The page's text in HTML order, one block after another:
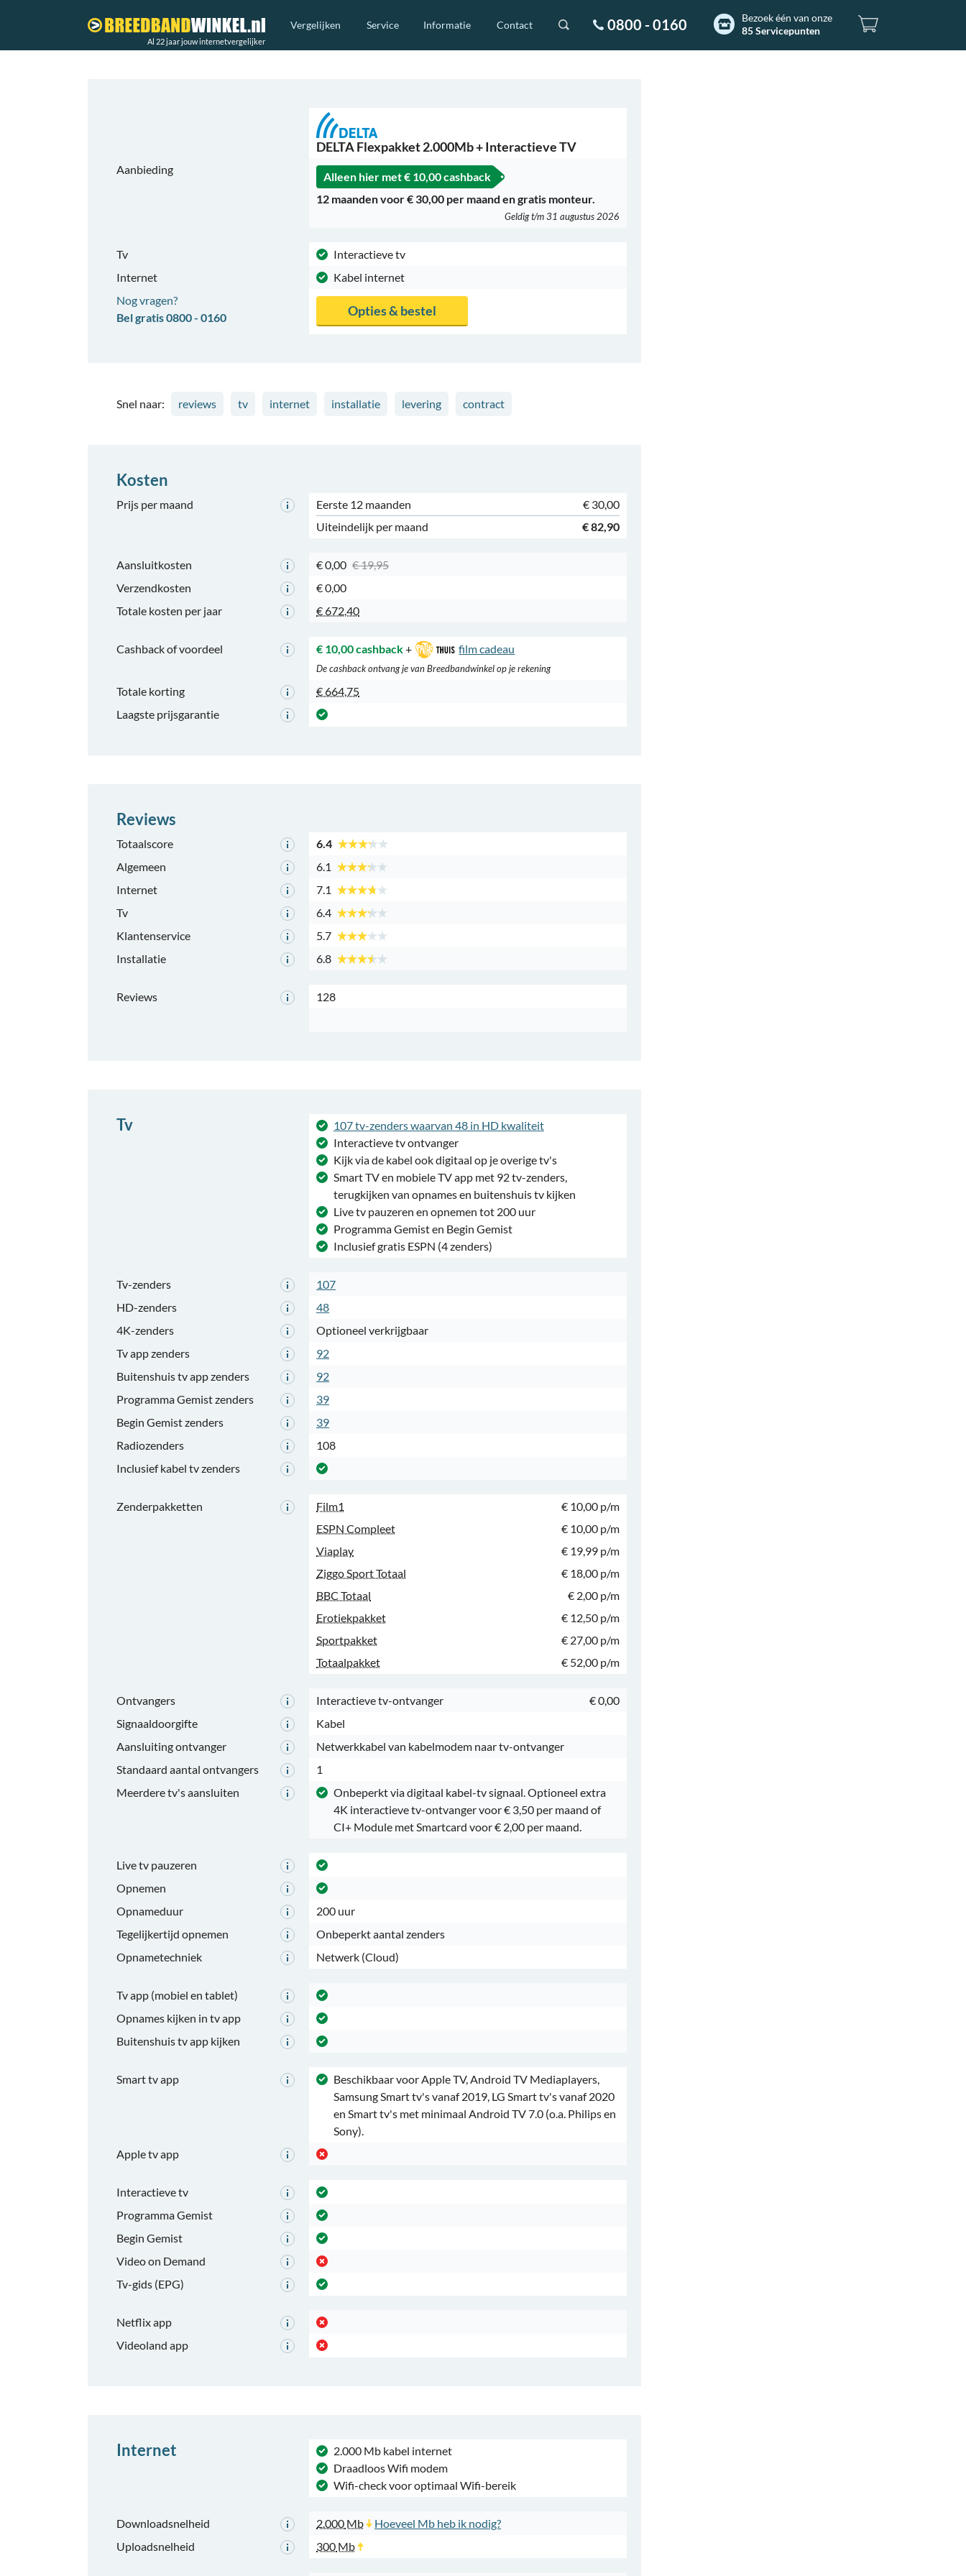
Al 22 jaar jouw internetvergelijker
Vergelijken Service Informatie Contact 0800 - 0160
Bezoek één van onze
85 Servicepunten
DELTA Flexpakket 2.000Mb + Interactieve TV
Aanbieding
Alleen hier met€ 10,00 cashback
12 maanden voor € 30,00 per maand en gratis monteur.
Geldig t/m 31 augustus 2026
Tv
Interactieve tv
Internet
Kabel internet
Nog vragen?
Bel gratis 0800 - 0160
Opties & bestel
Snel naar: reviews tv internet installatie levering contract
Kosten
Prijs per maand Eerste 12 maanden
€ 30,00
Uiteindelijk per maand
€ 82,90
Aansluitkosten € 0,00 € 19,95
Verzendkosten
€ 0,00
Totale kosten per jaar
€ 672,40
Cashback of voordeel € 10,00 cashback+ film cadeau
De cashback ontvang je van Breedbandwinkel op je rekening
Totale korting
€ 664,75
Laagste prijsgarantie
Reviews
Totaalscore
6.4
Algemeen
6.1
Internet
7.1
Tv
6.4
Klantenservice
5.7
Installatie
6.8
Reviews 128
Tv
107 tv-zenders waarvan 48 in HD kwaliteit
Interactieve tv ontvanger
Kijk via de kabel ook digitaal op je overige tv's
Smart TV en mobiele TV app met 92 tv-zenders,
terugkijken van opnames en buitenshuis tv kijken
Live tv pauzeren en opnemen tot 200 uur
Programma Gemist en Begin Gemist
Inclusief gratis ESPN (4 zenders)
Tv-zenders
107
HD-zenders
48
4K-zenders
Optioneel verkrijgbaar
Tv app zenders
92
Buitenshuis tv app zenders
92
Programma Gemist zenders
39
Begin Gemist zenders
39
Radiozenders
108
Inclusief kabel tv zenders
Zenderpakketten Film1
€ 10,00 p/m
ESPN Compleet
€ 10,00 p/m
Viaplay
€ 19,99 p/m
Ziggo Sport Totaal
€ 18,00 p/m
BBC Totaal
€ 2,00 p/m
Erotiekpakket
€ 12,50 p/m
Sportpakket
€ 27,00 p/m
Totaalpakket
€ 52,00 p/m
Ontvangers Interactieve tv-ontvanger
€ 0,00
Signaaldoorgifte
Kabel
Aansluiting ontvanger
Netwerkkabel van kabelmodem naar tv-ontvanger
Standaard aantal ontvangers
1
Meerdere tv's aansluiten
Onbeperkt via digitaal kabel-tv signaal. Optioneel extra
4K interactieve tv-ontvanger voor € 3,50 per maand of
CI+ Module met Smartcard voor € 2,00 per maand.
Live tv pauzeren
Opnemen
Opnameduur
200 uur
Tegelijkertijd opnemen
Onbeperkt aantal zenders
Opnametechniek
Netwerk (Cloud)
Tv app (mobiel en tablet)
Opnames kijken in tv app
Buitenshuis tv app kijken
Smart tv app
Beschikbaar voor Apple TV, Android TV Mediaplayers,
Samsung Smart tv's vanaf 2019, LG Smart tv's vanaf 2020
en Smart tv's met minimaal Android TV 7.0 (o.a. Philips en
Sony).
Apple tv app
Interactieve tv
Programma Gemist
Begin Gemist
Video on Demand
Tv-gids (EPG)
Netflix app
Videoland app
Internet
2.000 Mb kabel internet
Draadloos Wifi modem
Wifi-check voor optimaal Wifi-bereik
Downloadsnelheid 2.000 Mb
Hoeveel Mb heb ik nodig?
Uploadsnelheid
300 Mb